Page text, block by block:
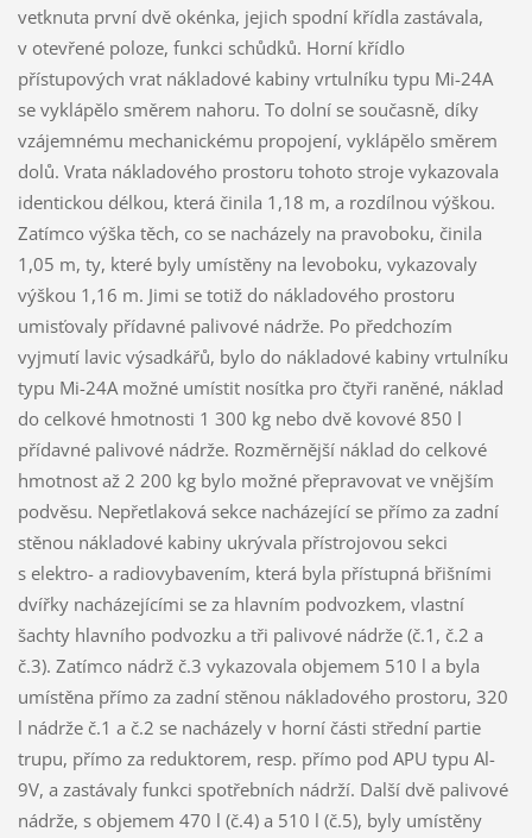
vetknuta první dvě okénka, jejich spodní křídla zastávala,
v otevřené poloze, funkci schůdků. Horní křídlo
přístupových vrat nákladové kabiny vrtulníku typu Mi-24A
se vyklápělo směrem nahoru. To dolní se současně, díky
vzájemnému mechanickému propojení, vyklápělo směrem
dolů. Vrata nákladového prostoru tohoto stroje vykazovala
identickou délkou, která činila 1,18 m, a rozdílnou výškou.
Zatímco výška těch, co se nacházely na pravoboku, činila
1,05 m, ty, které byly umístěny na levoboku, vykazovaly
výškou 1,16 m. Jimi se totiž do nákladového prostoru
umisťovaly přídavné palivové nádrže. Po předchozím
vyjmutí lavic výsadkářů, bylo do nákladové kabiny vrtulníku
typu Mi-24A možné umístit nosítka pro čtyři raněné, náklad
do celkové hmotnosti 1 300 kg nebo dvě kovové 850 l
přídavné palivové nádrže. Rozměrnější náklad do celkové
hmotnost až 2 200 kg bylo možné přepravovat ve vnějším
podvěsu. Nepřetlaková sekce nacházející se přímo za zadní
stěnou nákladové kabiny ukrývala přístrojovou sekci
s elektro- a radiovybavením, která byla přístupná břišními
dvířky nacházejícími se za hlavním podvozkem, vlastní
šachty hlavního podvozku a tři palivové nádrže (č.1, č.2 a
č.3). Zatímco nádrž č.3 vykazovala objemem 510 l a byla
umístěna přímo za zadní stěnou nákladového prostoru, 320
l nádrže č.1 a č.2 se nacházely v horní části střední partie
trupu, přímo za reduktorem, resp. přímo pod APU typu Al-
9V, a zastávaly funkci spotřebních nádrží. Další dvě palivové
nádrže, s objemem 470 l (č.4) a 510 l (č.5), byly umístěny